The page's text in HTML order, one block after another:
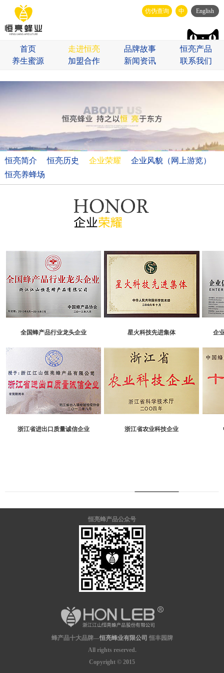
仿伪查询 中 English
首页 走进恒亮 品牌故事
恒亮产品
养生蜜源
加盟合作 新闻资讯 联系我们
恒亮简介 恒亮历史 企业荣耀
企业风貌（网上游览）
恒亮养蜂场
全国蜂产品行业龙头企业 星火科技先进集体 企
浙江省进出口质量诚信企业 浙江省农业科技企业
恒亮蜂产品公众号
蜂产品十大品牌—恒亮蜂业有限公司 恒丰园牌
All rights reserved.
Copyright © 2015